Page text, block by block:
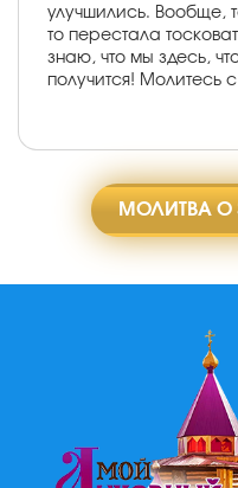
улучшились. Вообще,
то перестала
знаю, что мы здесь,
получится! Молитесь
МОЛИТВА О